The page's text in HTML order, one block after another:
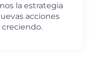
la estrategia
acciones
creciendo.